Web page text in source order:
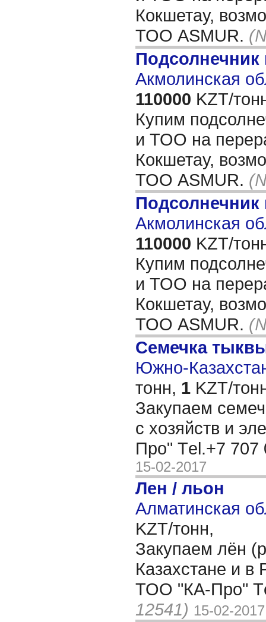
Кокшетау,
ТОО ASMUR.
Акмолинская
110000 KZT/
Купим
и ТОО на
Кокшетау,
ТОО ASMUR.
Акмолинская
110000 KZT/
Купим
и ТОО на
Кокшетау,
ТОО ASMUR.
Семечка
Южно-
тонн, 1 KZT/
Закупаем
с хозяйств и
Про" Тel.+7
15-02-2017
Лен / льон
Алматинская
KZT/тонн,
Закупаем лён
Казахстане и в
ТОО "КА-Про"
12541) 15-02-2017